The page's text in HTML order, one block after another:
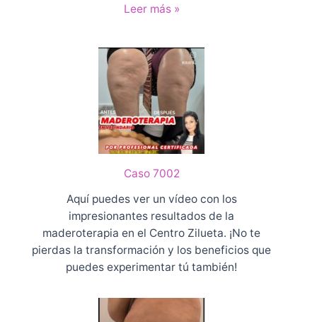
E
p
a
l
d
a
M
e
r
o
e
r
p
i
a
G
r
a
C
a
Leer más »
Caso 7002
Aquí puedes ver un vídeo con los
impresionantes resultados de la
maderoterapia en el Centro Zilueta. ¡No te
pierdas la transformación y los beneficios que
puedes experimentar tú también!